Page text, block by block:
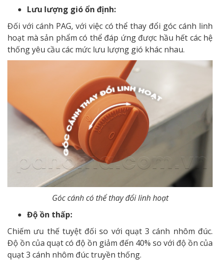
Lưu lượng gió ổn định:
Đối với cánh PAG, với việc có thể thay đổi góc cánh linh
hoạt mà sản phẩm có thể đáp ứng được hầu hết các hệ
thống yêu cầu các mức lưu lượng gió khác nhau.
Góc cánh có thể thay đổi linh hoạt
Độ ồn thấp:
Chiếm ưu thế tuyệt đối so với quạt 3 cánh nhôm đúc.
Độ ồn của quạt có độ ồn giảm đến 40% so với độ ồn của
quạt 3 cánh nhôm đúc truyền thống.